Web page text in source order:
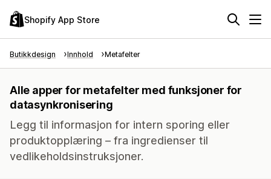
Shopify App Store
Butikkdesign Innhold Metafelter
Alle apper for metafelter med funksjoner for
datasynkronisering
Legg til informasjon for intern sporing eller
produktopplæring – fra ingredienser til
vedlikeholdsinstruksjoner.